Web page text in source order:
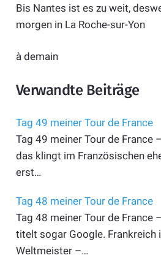
Bis Nantes ist es zu weit,
morgen in La Roche-sur-Yon
à demain
Verwandte Beiträge
Tag 49 meiner Tour de France
Tag 49 meiner Tour de France
das klingt im Französischen
erst…
Tag 48 meiner Tour de France
Tag 48 meiner Tour de France
titelt sogar Google. Frankreich
Weltmeister –…